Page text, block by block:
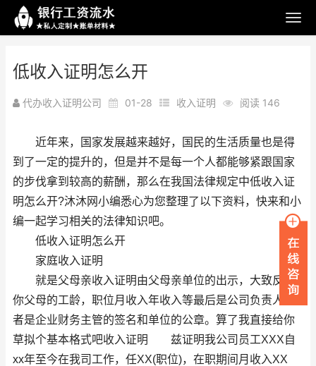
低收入证明怎么开
代办收入证明公司 01-28 收入证明 阅读 146
近年来，国家发展越来越好，国民的生活质量也是得
到了一定的提升的，但是并不是每一个人都能够紧跟国家
的步伐拿到较高的薪酬，那么在我国法律规定中低收入证
明怎么开?沐沐网小编悉心为您整理了以下资料，快来和小
编一起学习相关的法律知识吧。
低收入证明怎么开
家庭收入证明
就是父母亲收入证明由父母亲单位的出示，大致反应
你父母的工龄，职位月收入年收入等最后是公司负责人或
者是企业财务主管的签名和单位的公章。算了我直接给你
草拟个基本格式吧收入证明 兹证明我公司员工XXX自
xx年至今在我司工作，任XX(职位)，在职期间月收入XX